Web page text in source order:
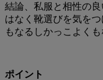
結論、 私服と相性の良
はなく靴選びを気を
もなるしかっこよくも
ポイント